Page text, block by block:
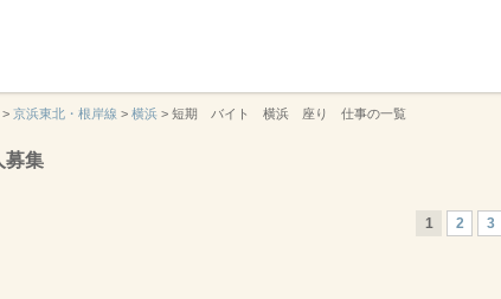
> 京浜東北・根岸線 > 横浜 > 短期 バイト 横浜 座り 仕事の一覧
集
1 2 3